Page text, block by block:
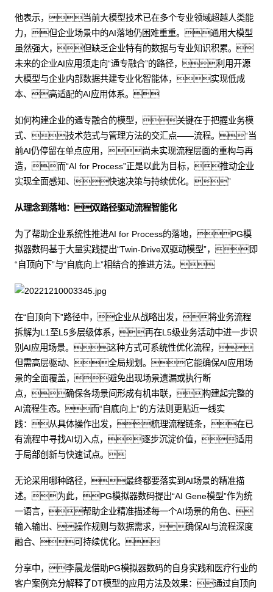
他表示，当前大模型技术已在多个专业领域超越人类能
力，但企业场景中的AI落地仍困难重重。通用大模型
虽然强大，但缺乏企业特有的数据与专业知识积累。
未来的企业AI应用须走向“通专融合”的路径，利用开源
大模型与企业内部数据共建专业化智能体，实现低成
本、高适配的AI应用体系。
如何构建企业的通专融合的模型，关键在于把握业务模
式、技术范式与管理方法的交汇点——流程。“当
前AI仍停留在单点应用，尚未实现流程层面的重构与再
造，而“AI for Process”正是以此为目标，推动企业
实现全面感知、快速决策与持续优化。”
从理念到落地：双路径驱动流程智能化
为了帮助企业系统性推进AI for Process的落地，PG模
拟器数码基于大量实践提出“Twin-Drive双驱动模型”，即
“自顶向下”与“自底向上”相结合的推进方法。
在“自顶向下”路径中，企业从战略出发，将业务流程
拆解为L1至L5多层级体系，再在L5级业务活动中进一步识
别AI应用场景。这种方式可系统性优化流程，
但需高层驱动、全局规划。它能确保AI应用场
景的全面覆盖，避免出现场景遗漏或执行断
点，确保各场景间形成有机串联，构建起完整的
AI流程生态。而“自底向上”的方法则更贴近一线实
践：从具体操作出发，梳理流程链条，在已
有流程中寻找AI切入点，逐步沉淀价值，适用
于局部创新与快速试点。
无论采用哪种路径，最终都要落实到AI场景的精准描
述。为此，PG模拟器数码提出“AI Gene模型”作为统
一语言，帮助企业精准描述每一个AI场景的角色、
输入输出、操作规则与数据需求，确保AI与流程深度
融合、可持续优化。
分享中，李晨龙借助PG模拟器数码的自身实践和医疗行业的
客户案例充分解释了DT模型的应用方法及效果：通过自顶向